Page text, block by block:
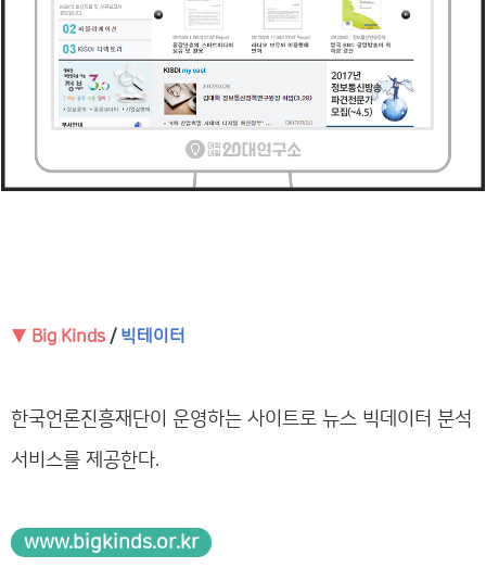
▼ Big Kinds / 빅테이터
한국언론진흥재단이 운영하는 사이트로 뉴스 빅데이터 분석
서비스를 제공한다.
www.bigkinds.or.kr